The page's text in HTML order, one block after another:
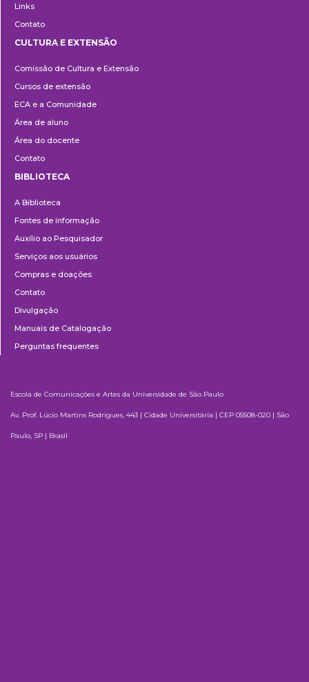
Links
Contato
e
Extensão
CULTURA E EXTENSÃO
Comissão de Cultura e Extensão
Cursos de extensão
ECA e a Comunidade
Área de aluno
Área do docente
Contato
BIBLIOTECA
A Biblioteca
Fontes de informação
Auxílio ao Pesquisador
Serviços aos usuários
Compras e doações
Contato
Divulgação
Manuais de Catalogação
Perguntas frequentes
Escola de Comunicações e Artes da Universidade de São Paulo
Av. Prof. Lúcio Martins Rodrigues, 443 | Cidade Universitária | CEP 05508-020 | São
Paulo, SP | Brasil